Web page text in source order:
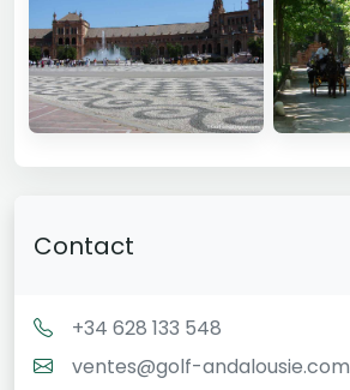
Contact
+34 628 133 548
ventes@golf-andalousie.com